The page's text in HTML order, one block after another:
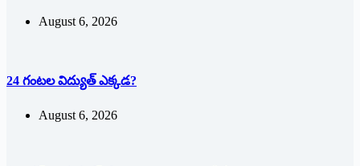
August 6, 2026
24 గంటల విద్యుత్ ఎక్కడ?
August 6, 2026